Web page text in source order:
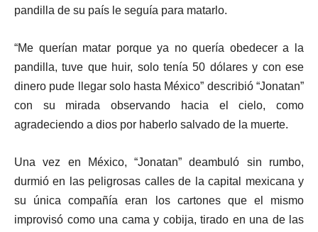
pandilla de su país le seguía para matarlo.
“Me querían matar porque ya no quería obedecer a la
pandilla, tuve que huir, solo tenía 50 dólares y con ese
dinero pude llegar solo hasta México” describió “Jonatan”
con su mirada observando hacia el cielo, como
agradeciendo a dios por haberlo salvado de la muerte.
Una vez en México, “Jonatan” deambuló sin rumbo,
durmió en las peligrosas calles de la capital mexicana y
su única compañía eran los cartones que el mismo
improvisó como una cama y cobija, tirado en una de las